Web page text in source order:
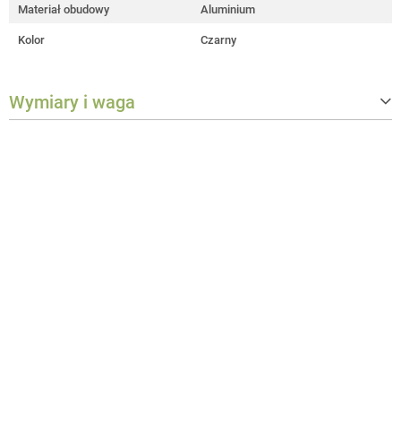
Materiał obudowy Aluminium
Kolor Czarny
Wymiary i waga